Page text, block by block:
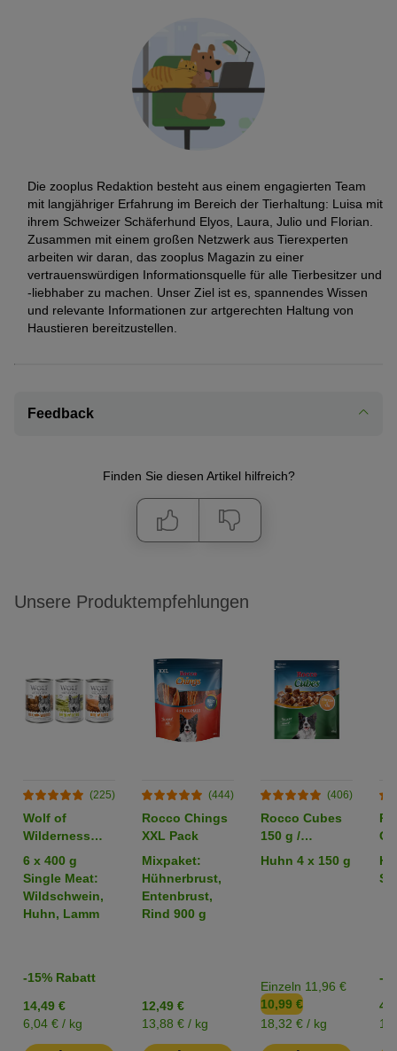
Die zooplus Redaktion besteht aus einem engagierten Team
mit langjähriger Erfahrung im Bereich der Tierhaltung: Luisa mit
ihrem Schweizer Schäferhund Elyos, Laura, Julio und Florian.
Zusammen mit einem großen Netzwerk aus Tierexperten
arbeiten wir daran, das zooplus Magazin zu einer
vertrauenswürdigen Informationsquelle für alle Tierbesitzer und
-liebhaber zu machen. Unser Ziel ist es, spannendes Wissen
und relevante Informationen zur artgerechten Haltung von
Haustieren bereitzustellen.
Feedback
Finden Sie diesen Artikel hilfreich?
Unsere Produktempfehlungen
(225)
Wolf of
Wilderness
Adult -
Mixpaket
6 x 400 g
Single Meat:
Wildschwein,
Huhn, Lamm
-15% Rabatt
14,49 €
6,04 € / kg
(444)
Rocco Chings
XXL Pack
Mixpaket:
Hühnerbrust,
Entenbrust,
Rind 900 g
12,49 €
13,88 € / kg
(406)
Rocco Cubes
150 g /
Sparpaket %
Huhn 4 x 150 g
Einzeln 11,96 €
10,99 €
18,32 € / kg
-